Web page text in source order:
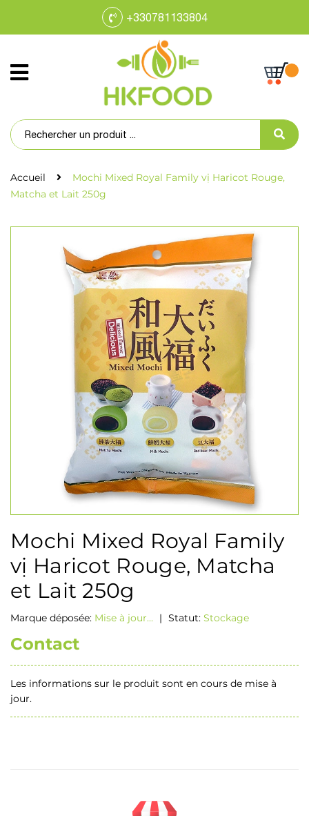
+330781133804
Accueil
Mochi Mixed Royal Family vị Haricot Rouge,
Matcha et Lait 250g
Mochi Mixed Royal Family
vị Haricot Rouge, Matcha
et Lait 250g
Marque déposée: Mise à jour... | Statut: Stockage
Contact
Les informations sur le produit sont en cours de mise à
jour.